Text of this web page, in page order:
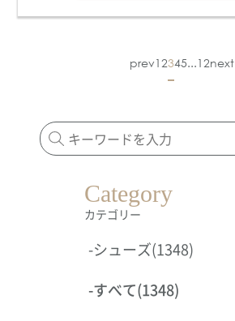
prev12345...12next
Category
カテゴリー
-シューズ(1348)
-すべて(1348)